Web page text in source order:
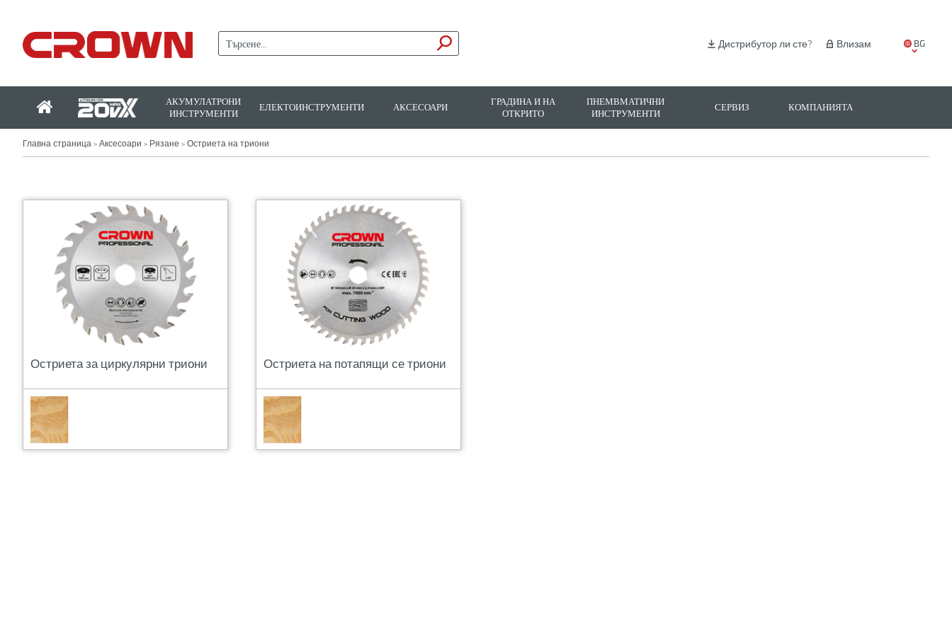
BG
Влизам
Дистрибутор ли сте?
АКУМУЛАТРОНИ
ИНСТРУМЕНТИ
ЕЛЕКТОИНСТРУМЕНТИ АКСЕСОАРИ
ГРАДИНА И НА
ОТКРИТО
ПНЕМВМАТИЧНИ
ИНСТРУМЕНТИ
СЕРВИЗ КОМПАНИЯТА
Главна страница > Аксесоари > Рязане > Остриета на триони
Остриета за циркулярни триони Остриета на потапящи се триони